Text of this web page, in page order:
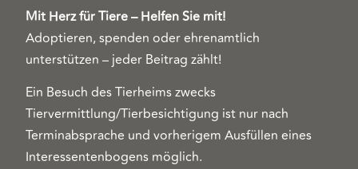
Mit Herz für Tiere – Helfen Sie mit!
Adoptieren, spenden oder ehrenamtlich
unterstützen – jeder Beitrag zählt!
Ein Besuch des Tierheims zwecks
Tiervermittlung/Tierbesichtigung ist nur nach
Terminabsprache und vorherigem Ausfüllen eines
Interessentenbogens möglich.